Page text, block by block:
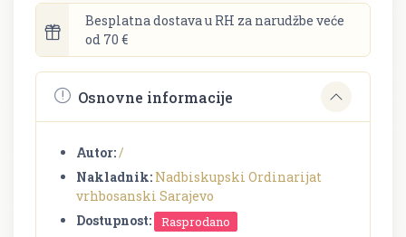
Besplatna dostava u RH za narudžbe veće
od 70 €
Osnovne informacije
Autor:/
Nakladnik: Nadbiskupski Ordinarijat
vrhbosanski Sarajevo
Dostupnost:
Rasprodano